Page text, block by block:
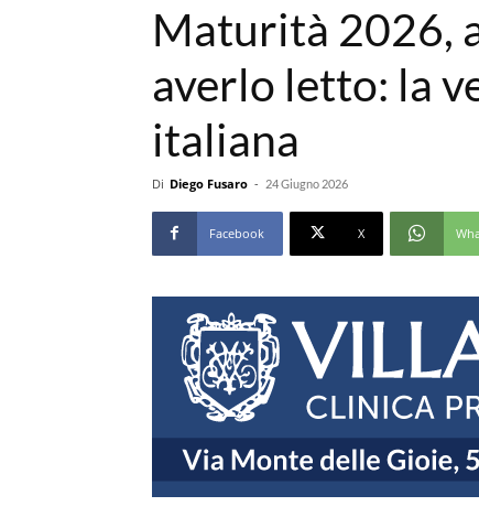
Maturità 2026,
averlo letto: la
italiana
Di Diego Fusaro - 24 Giugno 2026
Facebook X